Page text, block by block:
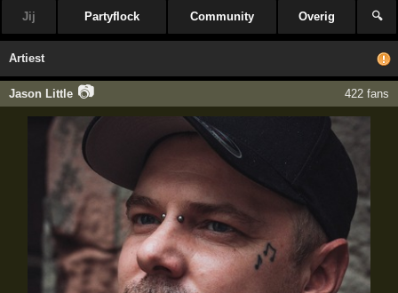
Jij Partyflock Community Overig 🔍
Artiest
Jason Little 📷 422 fans